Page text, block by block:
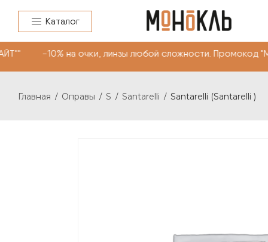
Каталог
10% на очки, линзы любой сложности.
Главная / Оправы / S / Santarelli / Santarelli (Santarelli )